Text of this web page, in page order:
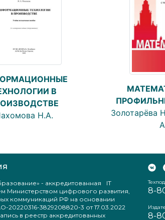
В
Н.А.
Золотарёва
- аккредитованная IT
Министерством цифрового развития,
коммуникаций РФ на основании
3829208820-3 от 17.03.2022
в реестр аккредитованных
8-
8-